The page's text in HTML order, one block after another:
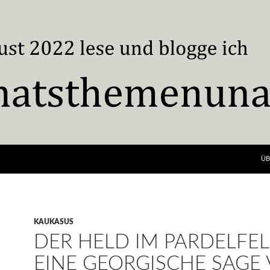
KAUKASUS
DER HELD IM
EINE GEORGISCHE SAGE